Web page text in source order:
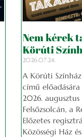
Nem kérek
Körúti
2026.07.24.
A Körúti
című
2026. augusztus
Felsőzsolcán, a
Előzetes
Közösségi Ház